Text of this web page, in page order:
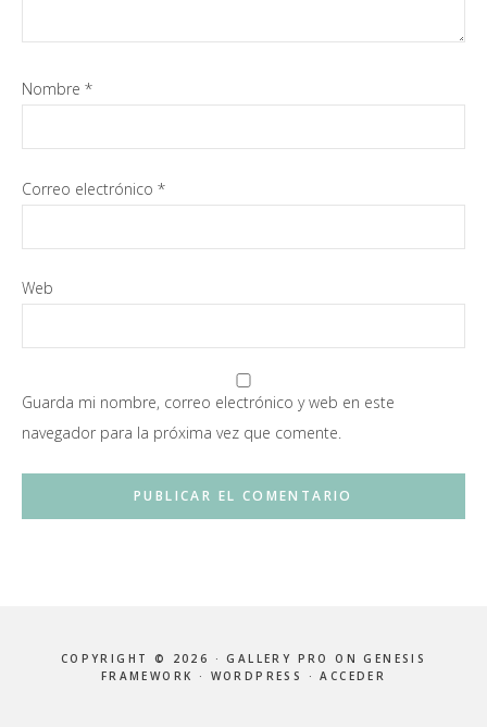
Nombre *
Correo electrónico *
Web
Guarda mi nombre, correo electrónico y web en este
navegador para la próxima vez que comente.
COPYRIGHT © 2026 ·GALLERY PRO ONGENESIS
FRAMEWORK
· WORDPRESS ·ACCEDER